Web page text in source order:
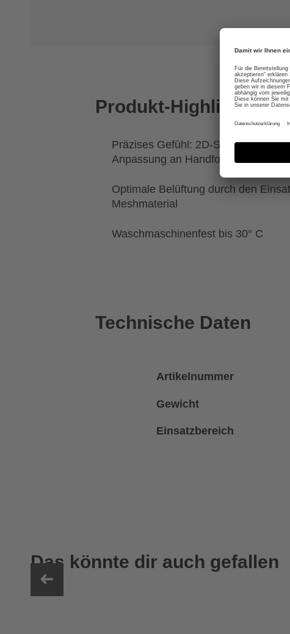
Produkt-Highlights
Präzises Gefühl: 2D-Stretch
Anpassung an Handform
Optimale Belüftung durch den
Meshmaterial
Waschmaschinenfest bis 30° C
Technische Daten
Artikelnummer
Gewicht
Einsatzbereich
Das könnte dir auch gefallen